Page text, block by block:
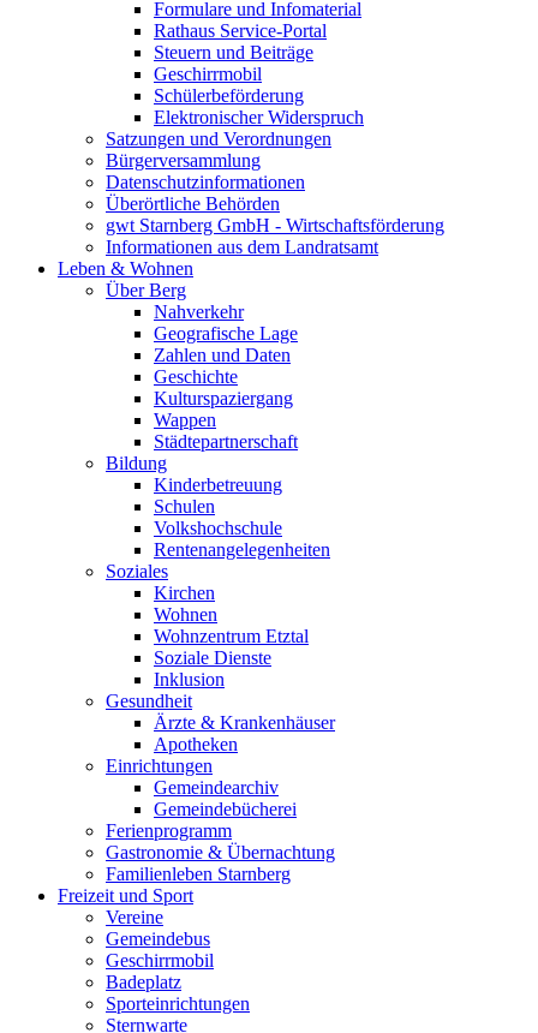
Formulare und Infomaterial
Rathaus Service-Portal
Steuern und Beiträge
Geschirrmobil
Schülerbeförderung
Elektronischer Widerspruch
Satzungen und Verordnungen
Bürgerversammlung
Datenschutzinformationen
Überörtliche Behörden
gwt Starnberg GmbH - Wirtschaftsförderung
Informationen aus dem Landratsamt
Leben & Wohnen
Über Berg
Nahverkehr
Geografische Lage
Zahlen und Daten
Geschichte
Kulturspaziergang
Wappen
Städtepartnerschaft
Bildung
Kinderbetreuung
Schulen
Volkshochschule
Rentenangelegenheiten
Soziales
Kirchen
Wohnen
Wohnzentrum Etztal
Soziale Dienste
Inklusion
Gesundheit
Ärzte & Krankenhäuser
Apotheken
Einrichtungen
Gemeindearchiv
Gemeindebücherei
Ferienprogramm
Gastronomie & Übernachtung
Familienleben Starnberg
Freizeit und Sport
Vereine
Gemeindebus
Geschirrmobil
Badeplatz
Sporteinrichtungen
Sternwarte